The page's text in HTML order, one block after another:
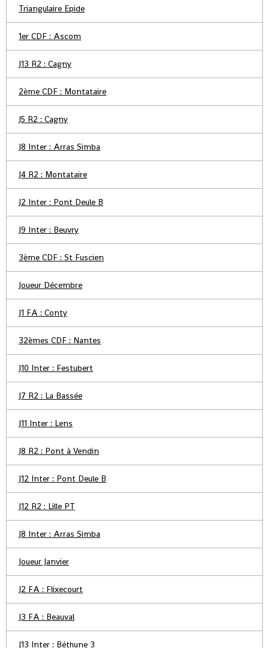
Triangulaire Epide
1er CDF : Ascom
J13 R2 : Cagny
2ème CDF : Montataire
J5 R2 : Cagny
J8 Inter : Arras Simba
J4 R2 : Montataire
J2 Inter : Pont Deule B
J9 Inter : Beuvry
3ème CDF : St Fuscien
Joueur Décembre
J1 FA : Conty
32èmes CDF : Nantes
J10 Inter : Festubert
J7 R2 : La Bassée
J11 Inter : Lens
J8 R2 : Pont à Vendin
J12 Inter : Pont Deule B
J12 R2 : Lille PT
J8 Inter : Arras Simba
Joueur Janvier
J2 FA : Flixecourt
J3 FA : Beauval
J13 Inter : Béthune 3